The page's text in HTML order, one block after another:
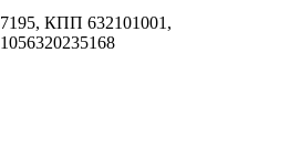
КПП 632101001,